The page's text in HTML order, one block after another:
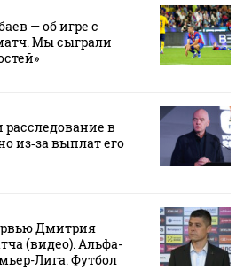
— об игре с
Мы сыграли
в
из‑за выплат его
Дмитрия
(видео). Альфа-
Лига. Футбол